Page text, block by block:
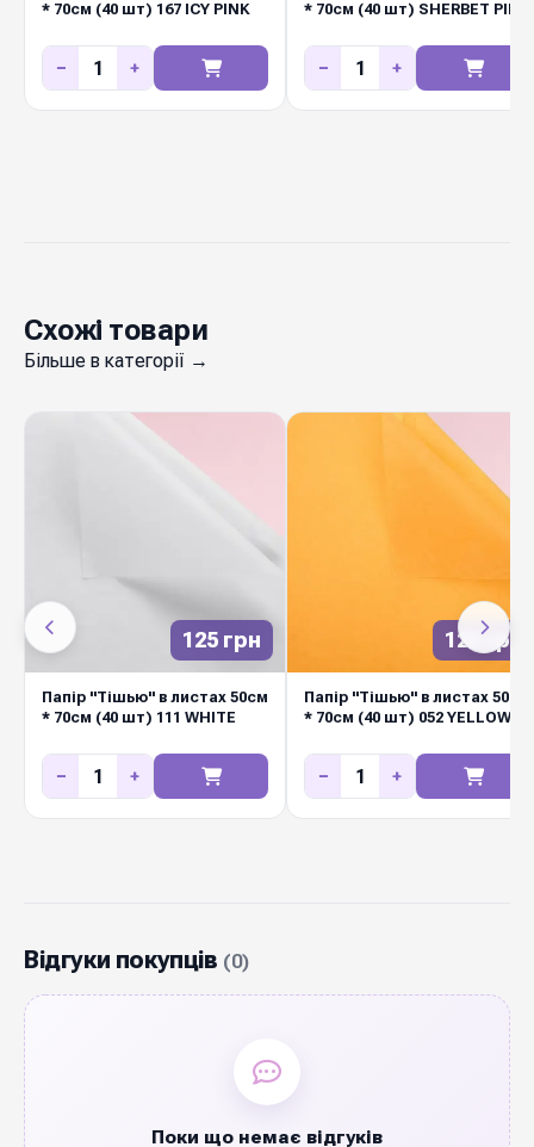
Києві завжди є актуальні відтінки для
флористичних салонів і маркетів.
* 70см (40 шт) 167 ICY PINK
− +
* 70см (40 шт) SHERBET PINK
− +
Схожі товари
Більше в категорії →
125 грн
Папір "Тішью" в листах 50см
* 70см (40 шт) 111 WHITE
− +
125 грн
Папір "Тішью" в листах 50см
* 70см (40 шт) 052 YELLOW
− +
Відгуки покупців (0)
Поки що немає відгуків